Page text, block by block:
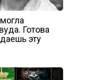
Готова
эту